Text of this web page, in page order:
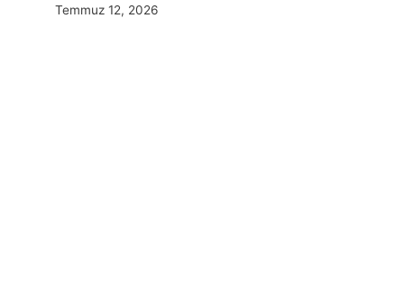
Temmuz 12, 2026